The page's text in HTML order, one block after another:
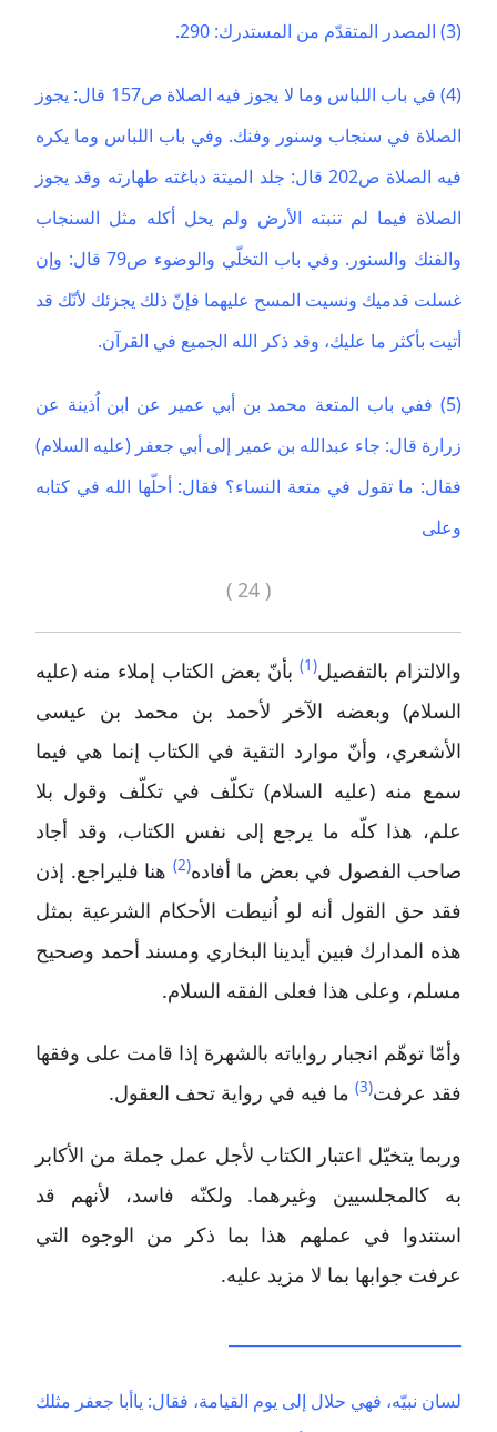
(3) المصدر المتقدّم من المستدرك: 290.
(4) في باب اللباس وما لا يجوز فيه الصلاة ص157 قال: يجوز
الصلاة في سنجاب وسنور وفنك. وفي باب اللباس وما يكره
فيه الصلاة ص202 قال: جلد الميتة دباغته طهارته وقد يجوز
الصلاة فيما لم تنبته الأرض ولم يحل أكله مثل السنجاب
والفنك والسنور. وفي باب التخلّي والوضوء ص79 قال: وإن
غسلت قدميك ونسيت المسح عليهما فإنّ ذلك يجزئك لأنّك قد
أتيت بأكثر ما عليك، وقد ذكر الله الجميع في القرآن.
(5) ففي باب المتعة محمد بن أبي عمير عن ابن اُذينة عن
زرارة قال: جاء عبدالله بن عمير إلى أبي جعفر (عليه السلام)
فقال: ما تقول في متعة النساء؟ فقال: أحلّها الله في كتابه
وعلى
( 24 )
والالتزام بالتفصيل(1)
بأنّ بعض الكتاب إملاء منه (عليه
السلام) وبعضه الآخر لأحمد بن محمد بن عيسى
الأشعري، وأنّ موارد التقية في الكتاب إنما هي فيما
سمع منه (عليه السلام) تكلّف في تكلّف وقول بلا
علم، هذا كلّه ما يرجع إلى نفس الكتاب، وقد أجاد
صاحب الفصول في بعض ما أفاده(2)
هنا فليراجع. إذن
فقد حق القول أنه لو اُنيطت الأحكام الشرعية بمثل
هذه المدارك فبين أيدينا البخاري ومسند أحمد وصحيح
مسلم، وعلى هذا فعلى الفقه السلام.
وأمّا توهّم انجبار رواياته بالشهرة إذا قامت على وفقها
فقد عرفت(3) ما فيه في رواية تحف العقول.
وربما يتخيّل اعتبار الكتاب لأجل عمل جملة من الأكابر
به كالمجلسيين وغيرهما. ولكنّه فاسد، لأنهم قد
استندوا في عملهم هذا بما ذكر من الوجوه التي
عرفت جوابها بما لا مزيد عليه.
لسان نبيّه، فهي حلال إلى يوم القيامة، فقال: ياأبا جعفر مثلك